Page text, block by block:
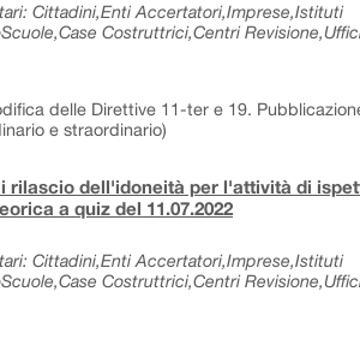
Cittadini,Enti Accertatori,Imprese,Istituti
Costruttrici,Centri
delle Direttive 11-ter e 19.
e straordinario)
rilascio dell'idoneità per l'attività di
a quiz del 11.07.2022
Cittadini,Enti Accertatori,Imprese,Istituti
Costruttrici,Centri